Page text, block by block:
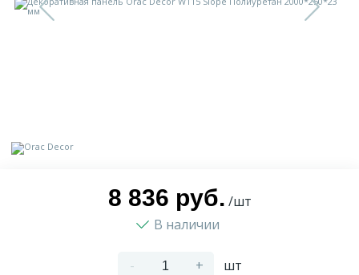
8 836 руб. /шт
В наличии
- + шт
Доставка